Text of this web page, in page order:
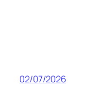
02/07/2026